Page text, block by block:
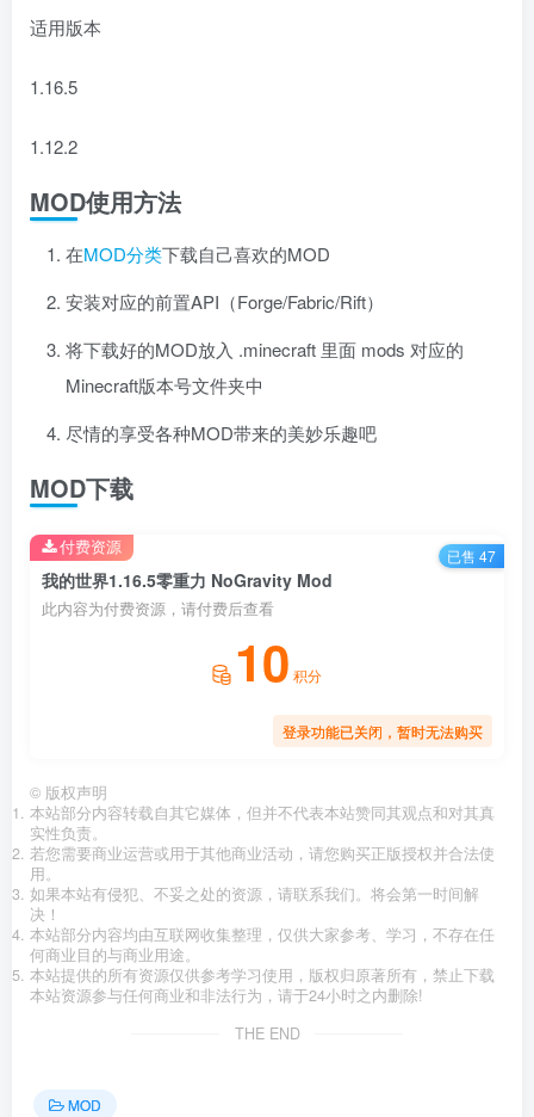
适用版本
1.16.5
1.12.2
MOD使用方法
在MOD分类下载自己喜欢的MOD
安装对应的前置API（Forge/Fabric/Rift）
将下载好的MOD放入 .minecraft 里面 mods 对应的
Minecraft版本号文件夹中
尽情的享受各种MOD带来的美妙乐趣吧
MOD下载
我的世界1.16.5零重力 NoGravity Mod
此内容为付费资源，请付费后查看
10 积分
登录功能已关闭，暂时无法购买
付费资源 已售 47
© 版权声明
本站部分内容转载自其它媒体，但并不代表本站赞同其观点和对其真
实性负责。
若您需要商业运营或用于其他商业活动，请您购买正版授权并合法使
用。
如果本站有侵犯、不妥之处的资源，请联系我们。将会第一时间解
决！
本站部分内容均由互联网收集整理，仅供大家参考、学习，不存在任
何商业目的与商业用途。
本站提供的所有资源仅供参考学习使用，版权归原著所有，禁止下载
本站资源参与任何商业和非法行为，请于24小时之内删除!
THE END
MOD